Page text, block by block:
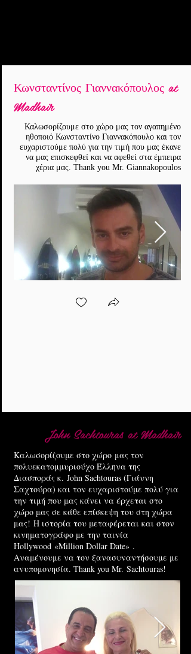
Κωνσταντίνος Γιαννακόπουλος at
Madhair
Καλωσορίζουμε στο χώρο μας τον αγαπημένο
ηθοποιό Κωνσταντίνο Γιαννακόπουλο και τον
ευχαριστούμε πολύ για την τιμή που μας έκανε
να μας επισκεφθεί και να αφεθεί στα έμπειρα
χέρια μας. Thank you Mr. Giannakopoulos
John Sachtouras at Madhair
Καλωσορίζουμε στο χώρο μας τον
πολυεκατομμυριούχο Έλληνα της
Διασποράς κ. John Sachtouras (Γιάννη
Σαχτούρα) και τον ευχαριστούμε πολύ για
την τιμή που μας κάνει να έρχεται στο
χώρο μας σε κάθε επίσκεψη του στη χώρα
μας! Η ιστορία του μεταφέρεται και στον
κινηματογράφο με την ταινία
Hollywood «Million Dollar Date» .
Αναμένουμε να τον ξανασυναντήσουμε με
ανυπομονησία. Thank you Mr. Sachtouras!